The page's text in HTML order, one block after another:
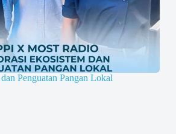
Penguatan Pangan Lokal